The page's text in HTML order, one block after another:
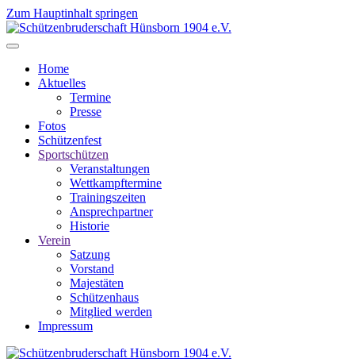
Zum Hauptinhalt springen
Home
Aktuelles
Termine
Presse
Fotos
Schützenfest
Sportschützen
Veranstaltungen
Wettkampftermine
Trainingszeiten
Ansprechpartner
Historie
Verein
Satzung
Vorstand
Majestäten
Schützenhaus
Mitglied werden
Impressum